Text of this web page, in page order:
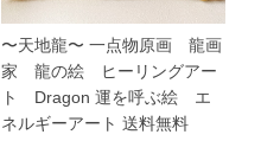
〜天地龍〜 一点物原画 龍画
家 龍の絵 ヒーリングアー
ト Dragon 運を呼ぶ絵 エ
ネルギーアート 送料無料